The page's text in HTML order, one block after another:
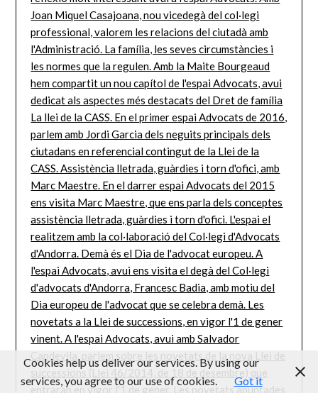
Cookies help us deliver our services. By using our
services, you agree to our use of cookies.
Got it